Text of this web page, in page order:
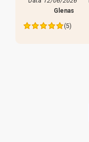
Glenas
(5)